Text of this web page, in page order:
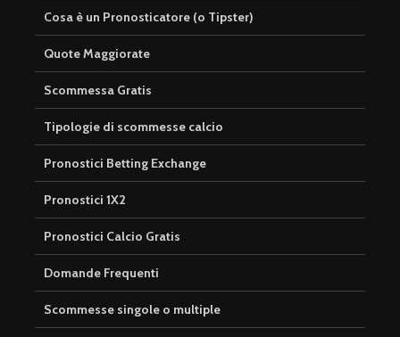
Cosa è un Pronosticatore (o Tipster)
Quote Maggiorate
Scommessa Gratis
Tipologie di scommesse calcio
Pronostici Betting Exchange
Pronostici 1X2
Pronostici Calcio Gratis
Domande Frequenti
Scommesse singole o multiple